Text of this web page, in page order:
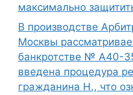
максимально
В производстве
Москвы
банкротстве № А40-
введена процедура
гражданина Н., что